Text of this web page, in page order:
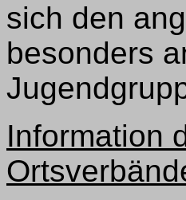
sich den
besonders
Information